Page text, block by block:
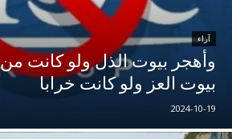
آراء
وأهجر بيوت الذل ولو كانت
بيوت العز ولو كانت خرابا
2024-10-19